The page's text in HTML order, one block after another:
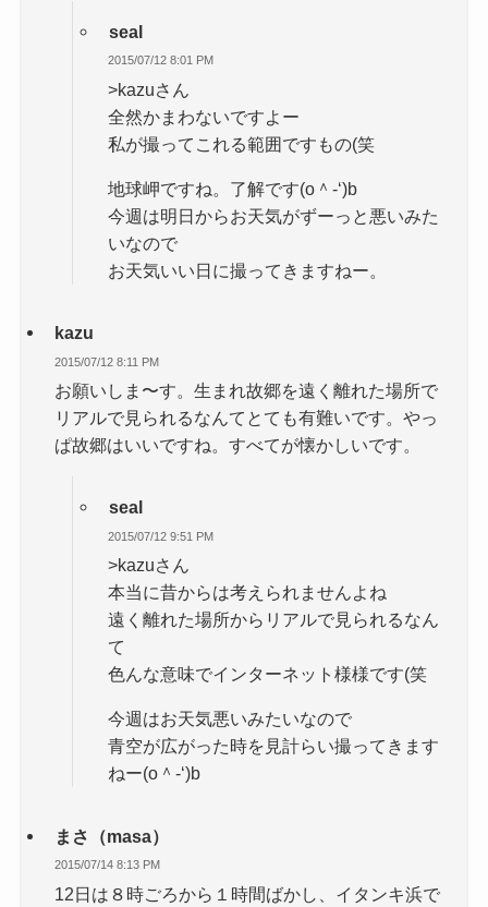
seal
2015/07/12 8:01 PM
>kazuさん
全然かまわないですよー
私が撮ってこれる範囲ですもの(笑
地球岬ですね。了解です(o＾-‘)b
今週は明日からお天気がずーっと悪いみた
いなので
お天気いい日に撮ってきますねー。
kazu
2015/07/12 8:11 PM
お願いしま〜す。生まれ故郷を遠く離れた場所で
リアルで見られるなんてとても有難いです。やっ
ぱ故郷はいいですね。すべてが懐かしいです。
seal
2015/07/12 9:51 PM
>kazuさん
本当に昔からは考えられませんよね
遠く離れた場所からリアルで見られるなん
て
色んな意味でインターネット様様です(笑
今週はお天気悪いみたいなので
青空が広がった時を見計らい撮ってきます
ねー(o＾-‘)b
まさ（masa）
2015/07/14 8:13 PM
12日は８時ごろから１時間ばかし、イタンキ浜で